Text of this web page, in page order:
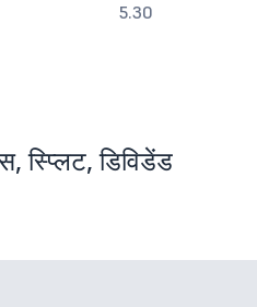
5.30
स्प्लिट, डिविडेंड